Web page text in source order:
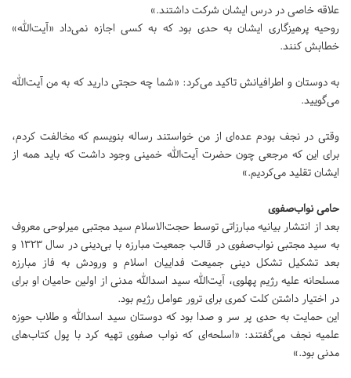
علاقه خاصی در درس ایشان شرکت داشتند.»
روحیه پرهیزگاری ایشان به حدی بود که به کسی اجازه نمی‌داد «آیت‌الله»
خطابش کنند.
به دوستان و اطرافیانش تاکید می‌کرد: «شما چه حجتی دارید که به من آیت‌الله
می‌گویید.
وقتی در نجف بودم عده‌ای از من خواستند رساله بنویسم که مخالفت کردم،
‌برای این که مرجعی چون حضرت آیت‌الله خمینی وجود داشت که باید همه از
ایشان تقلید می‌کردیم.»
حامی نواب‌صفوی
بعد از انتشار بیانیه مبارزاتی توسط حجت‌الاسلام سید مجتبی میرلوحی معروف
به سید مجتبی نواب‌صفوی در قالب جمعیت مبارزه با بی‌دینی در سال ۱۳۲۳ و
بعد تشکیل تشکل دینی جمیعت فداییان اسلام و ورودش به فاز مبارزه
مسلحانه علیه رژیم پهلوی، آیت‌الله سید اسدالله مدنی از اولین حامیان او برای
در اختیار داشتن کلت کمری برای ترور عوامل رژیم بود.
این حمایت به حدی پر سر و صدا بود که دوستان سید اسدالله و طلاب حوزه
علمیه نجف می‌گفتند: «اسلحه‌ای که نواب صفوی تهیه کرد با پول کتاب‌های
مدنی بود.»